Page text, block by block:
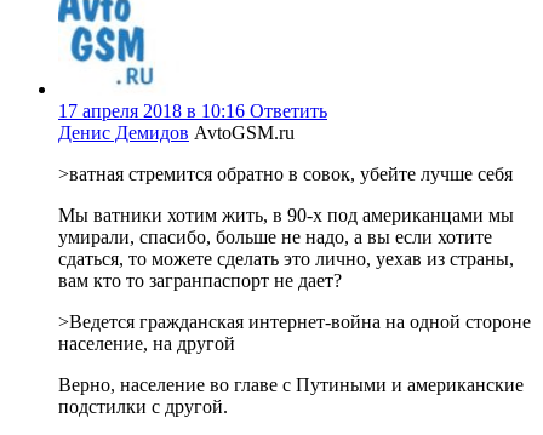
17 апреля 2018 в 10:16 Ответить
Денис Демидов AvtoGSM.ru
>ватная стремится обратно в совок, убейте лучше себя
Мы ватники хотим жить, в 90-х под американцами мы
умирали, спасибо, больше не надо, а вы если хотите
сдаться, то можете сделать это лично, уехав из страны,
вам кто то загранпаспорт не дает?
>Ведется гражданская интернет-война на одной стороне
население, на другой
Верно, население во главе с Путиными и американские
подстилки с другой.